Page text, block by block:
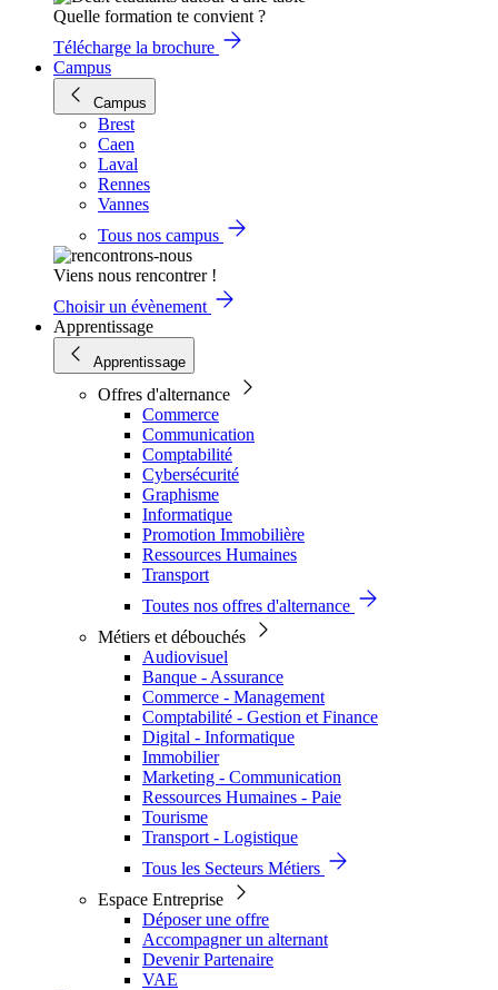
Quelle formation te convient ?
Télécharge la brochure
Campus
Campus
Brest
Caen
Laval
Rennes
Vannes
Tous nos campus
Viens nous rencontrer !
Choisir un évènement
Apprentissage
Apprentissage
Offres d'alternance
Commerce
Communication
Comptabilité
Cybersécurité
Graphisme
Informatique
Promotion Immobilière
Ressources Humaines
Transport
Toutes nos offres d'alternance
Métiers et débouchés
Audiovisuel
Banque - Assurance
Commerce - Management
Comptabilité - Gestion et Finance
Digital - Informatique
Immobilier
Marketing - Communication
Ressources Humaines - Paie
Tourisme
Transport - Logistique
Tous les Secteurs Métiers
Espace Entreprise
Déposer une offre
Accompagner un alternant
Devenir Partenaire
VAE